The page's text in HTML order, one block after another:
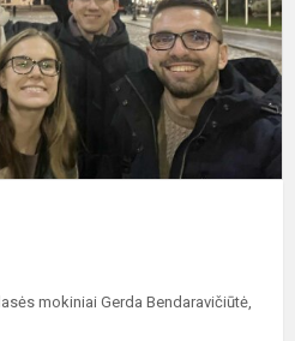
mokiniai Gerda Bendaravičiūtė,